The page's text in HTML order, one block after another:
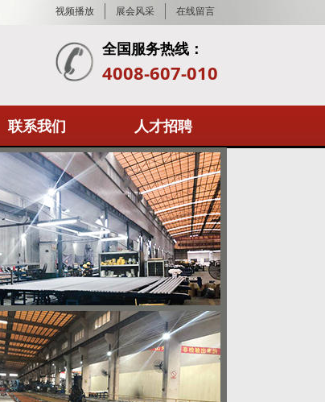
4008-607-010
全国服务热线：
视频播放 展会风采 在线留言
联系我们 人才招聘